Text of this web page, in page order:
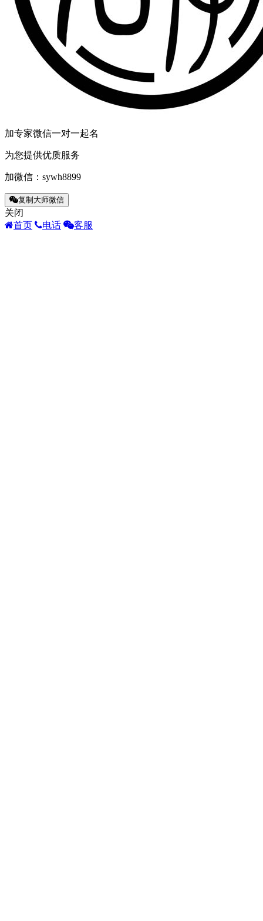
加专家微信一对一起名
为您提供优质服务
加微信： sywh8899
复制大师微信
关闭
首页
电话 客服